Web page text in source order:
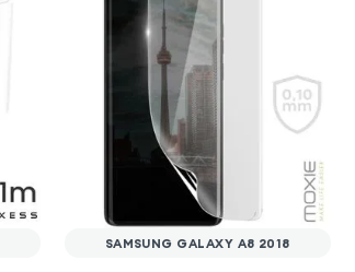
SAMSUNG GALAXY A8 2018